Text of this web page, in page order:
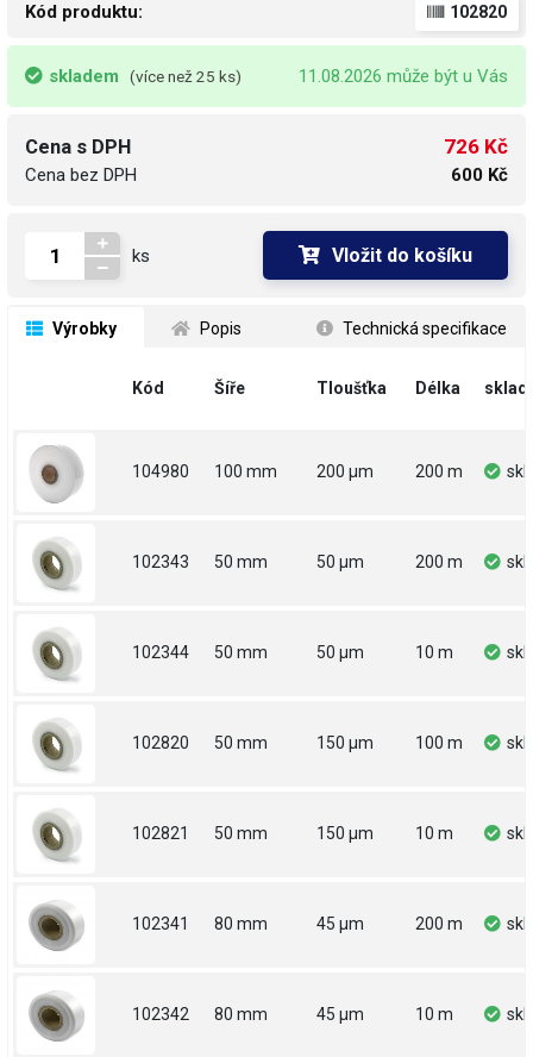
Kód produktu: 102820
skladem (více než 25 ks) 11.08.2026 může být u Vás
Cena s DPH
Cena bez DPH
726 Kč
600 Kč
ks Vložit do košíku
Výrobky Popis Technická specifikace
Kód Šíře Tloušťka Délka sklad
104980 100 mm 200 µm 200 m
102343 50 mm 50 µm 200 m
102344 50 mm 50 µm 10 m
102820 50 mm 150 µm 100 m
102821 50 mm 150 µm 10 m
102341 80 mm 45 µm 200 m
102342 80 mm 45 µm 10 m